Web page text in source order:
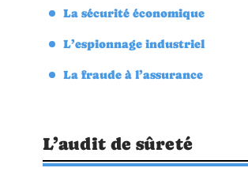
La sécurité économique
L’espionnage industriel
La fraude à l’assurance
L’audit de sûreté